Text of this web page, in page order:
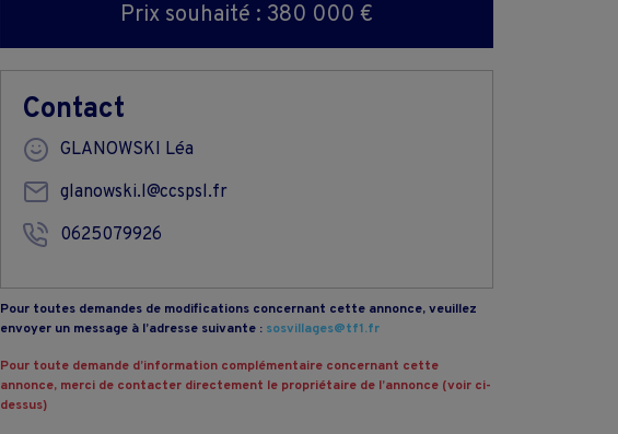
Prix souhaité : 380 000 €
Contact
GLANOWSKI Léa
glanowski.l@ccspsl.fr
0625079926
Pour toutes demandes de modifications concernant cette annonce, veuillez
envoyer un message à l’adresse suivante : sosvillages@tf1.fr
Pour toute demande d’information complémentaire concernant cette
annonce, merci de contacter directement le propriétaire de l’annonce (voir ci-
dessus)